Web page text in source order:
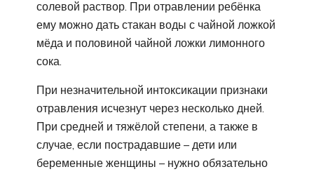
солевой раствор. При отравлении ребёнка
ему можно дать стакан воды с чайной ложкой
мёда и половиной чайной ложки лимонного
сока.
При незначительной интоксикации признаки
отравления исчезнут через несколько дней.
При средней и тяжёлой степени, а также в
случае, если пострадавшие – дети или
беременные женщины – нужно обязательно